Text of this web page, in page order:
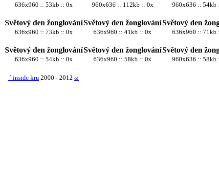
636x960 :: 53kb :: 0x 960x636 :: 112kb :: 0x 960x636 :: 54kb
Světový den žonglování
636x960 :: 73kb :: 0x
Světový den žonglování
636x960 :: 41kb :: 0x
Světový den
636x960 :: 71kb
Světový den žonglování
636x960 :: 54kb :: 0x
Světový den žonglování
636x960 :: 58kb :: 0x
Světový den
960x636 :: 58kb
ˆ inside kru 2000 - 2012 ω